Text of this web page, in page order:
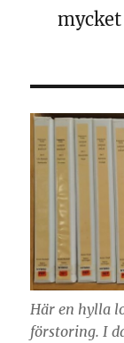
Här en hylla
förstoring. I